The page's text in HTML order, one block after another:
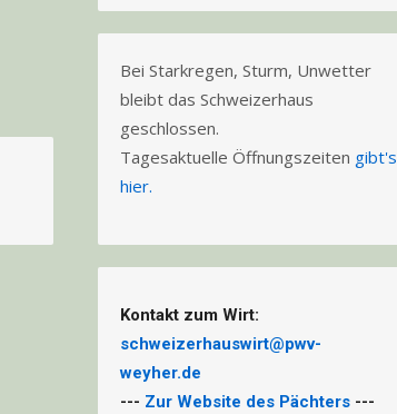
Bei Starkregen, Sturm, Unwetter
bleibt das Schweizerhaus
geschlossen.
Tagesaktuelle Öffnungszeiten gibt's
hier.
Kontakt zum Wirt:
schweizerhauswirt@pwv-
weyher.de
--- Zur Website des Pächters ---